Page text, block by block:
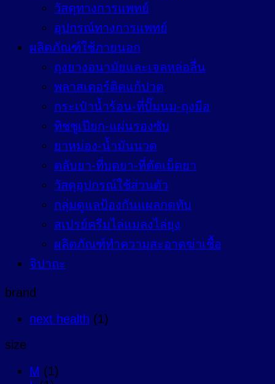
วัสดุทางการแพทย์
อุปกรณ์ทางการแพทย์
ผลิตภัณฑ์ใช้ภายนอก
ถุงยางอนามัยและเจลหล่อลื่น
พลาสเตอร์ติดแก้ปวด
กระเป๋าน้ำร้อน-ที่ปั๊มนม-ถุงมือ
ทิชชูเปียก-แผ่นรองซับ
ยาหม่อง-น้ำมันนวด
ตลับยา-ที่บดยา-ที่ตัดเม็ดยา
วัสดุอุปกรณ์ใช้ส่วนตัว
กลุ่มดูแลป้องกันแผลกดทับ
สเปรย์ครีมไล่แมลงไล่ยุง
ผลิตภัณฑ์ทำความสะอาดฆ่าเชื้อ
จิปาถะ
brand
next health (1)
size
M (1)